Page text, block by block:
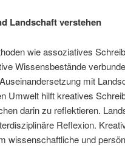
Landschaft verstehen
wie assoziatives
Wissensbestände
mit
Umwelt hilft kreatives
darin zu reflektieren.
Reflexion.
wissenschaftliche und